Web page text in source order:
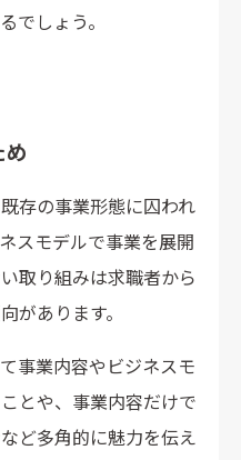
でしょう。
存の事業形態に囚われ
スモデルで事業を展開
取り組みは求職者から
があります。
事業内容やビジネスモ
とや、事業内容だけで
ど多角的に魅力を伝え